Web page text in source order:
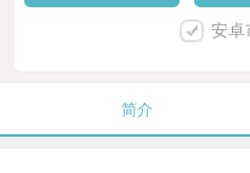
安卓
简介